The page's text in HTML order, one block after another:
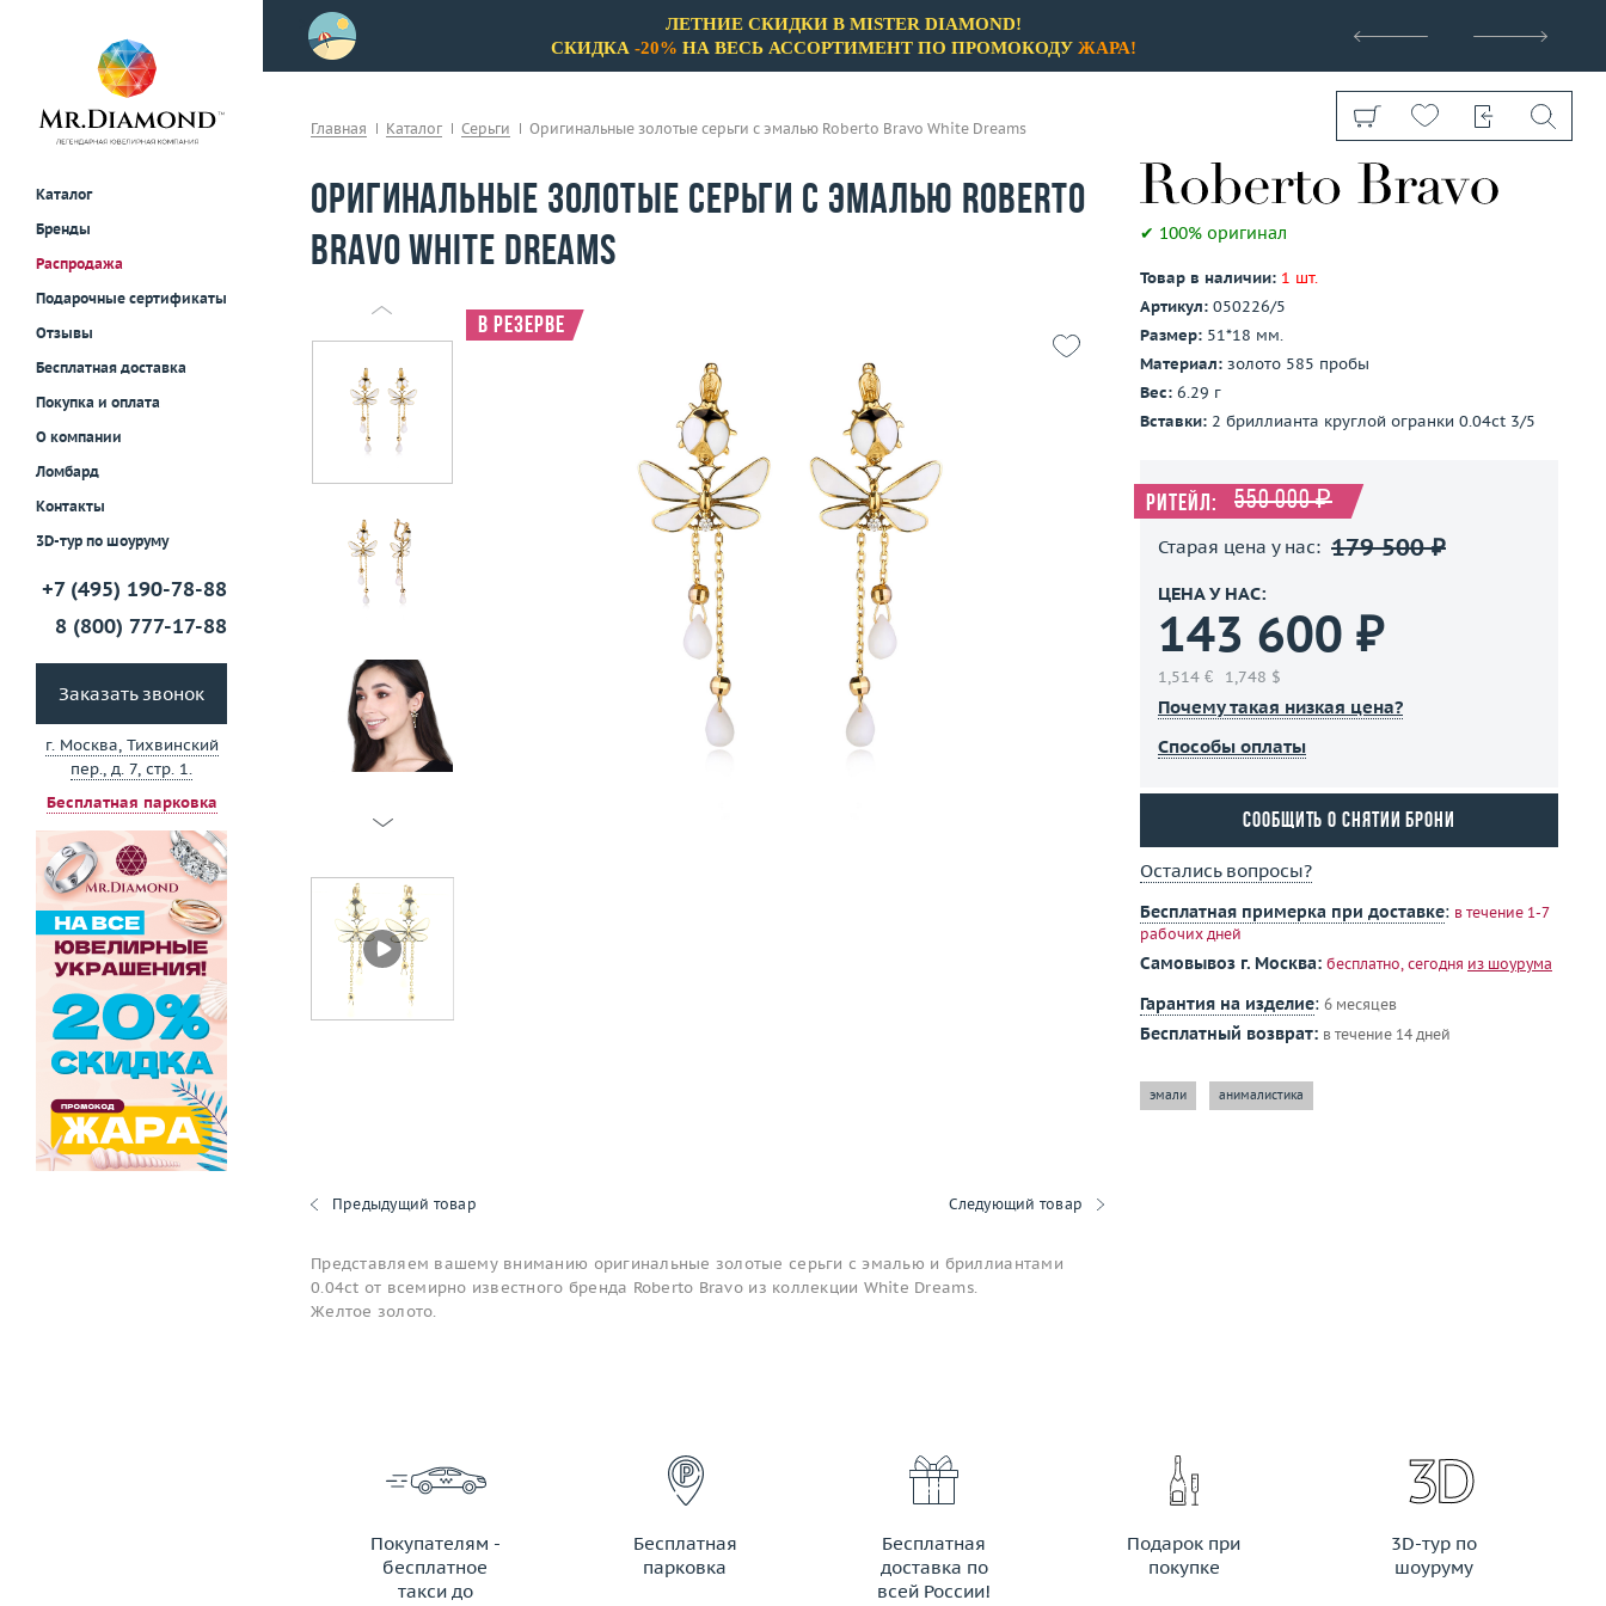
Каталог
Бренды
Распродажа
Подарочные сертификаты
Отзывы
Бесплатная доставка
Покупка и оплата
О компании
Ломбард
Контакты
3D-тур по шоуруму
+7 (495) 190-78-88
8 (800) 777-17-88
Заказать звонок
г. Москва, Тихвинский
пер., д. 7, стр. 1.
Бесплатная парковка
примерки!
ЛЕТНИЕ СКИДКИ В MISTER DIAMOND!
СКИДКА -20% НА ВЕСЬ АССОРТИМЕНТ ПО ПРОМОКОДУ ЖАРА!
Показать все
Главная Каталог Серьги Оригинальные золотые серьги с эмалью Roberto Bravo White Dreams
Оригинальные золотые серьги с эмалью Roberto
Bravo White Dreams
В резерве
Предыдущий товар Следующий товар
Представляем вашему вниманию оригинальные золотые серьги с эмалью и бриллиантами
0.04ct от всемирно известного бренда Roberto Bravo из коллекции White Dreams.
Желтое золото.
✔ 100% оригинал
Товар в наличии: 1 шт.
Артикул: 050226/5
Размер: 51*18 мм.
Материал: золото 585 пробы
Вес: 6.29 г
Вставки: 2 бриллианта круглой огранки 0.04ct 3/5
Ритейл: 550 000 ₽
Старая цена у нас: 179 500 ₽
ЦЕНА У НАС:
143 600 ₽
1,514 € 1,748 $
Почему такая низкая цена?
Способы оплаты
Сообщить о снятии брони
Остались вопросы?
Бесплатная примерка при доставке: в течение 1-7
рабочих дней
Самовывоз г. Москва: бесплатно, сегодня из шоурума
Гарантия на изделие: 6 месяцев
Бесплатный возврат: в течение 14 дней
эмали анималистика
Покупателям -
бесплатное
такси до
Бесплатная
парковка
Бесплатная
доставка по
всей России!
Подарок при
покупке
3D-тур по
шоуруму